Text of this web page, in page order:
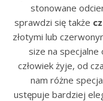
stonowane
sprawdzi się także
złotymi lub
size na specjalne
człowiek żyje, od
nam różne
ustępuje bardziej